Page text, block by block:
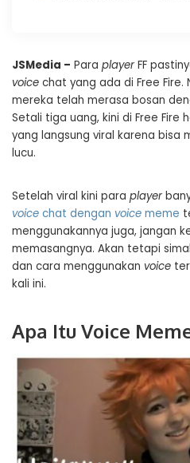
JSMedia – Para player FF
voice chat yang ada di Free Fire.
mereka telah merasa bosan
Setali tiga uang, kini di Free Fire
yang langsung viral karena bisa
lucu.
Setelah viral kini para player
voice chat dengan voice meme
menggunakannya juga, jangan
memasangnya. Akan tetapi
dan cara menggunakan voice
kali ini.
Apa Itu Voice